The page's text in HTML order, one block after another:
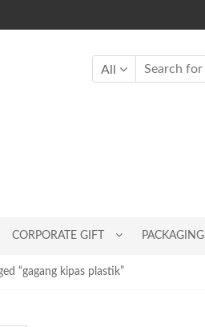
All
CORPORATE GIFT PACKAGING
“gagang kipas plastik”